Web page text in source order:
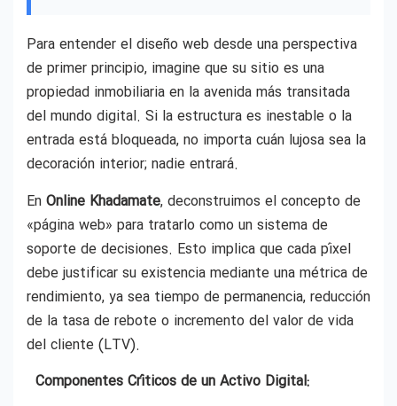
Para entender el diseño web desde una perspectiva
de primer principio, imagine que su sitio es una
propiedad inmobiliaria en la avenida más transitada
del mundo digital. Si la estructura es inestable o la
entrada está bloqueada, no importa cuán lujosa sea la
decoración interior; nadie entrará.
En Online Khadamate, deconstruimos el concepto de
«página web» para tratarlo como un sistema de
soporte de decisiones. Esto implica que cada píxel
debe justificar su existencia mediante una métrica de
rendimiento, ya sea tiempo de permanencia, reducción
de la tasa de rebote o incremento del valor de vida
del cliente (LTV).
Componentes Críticos de un Activo Digital: